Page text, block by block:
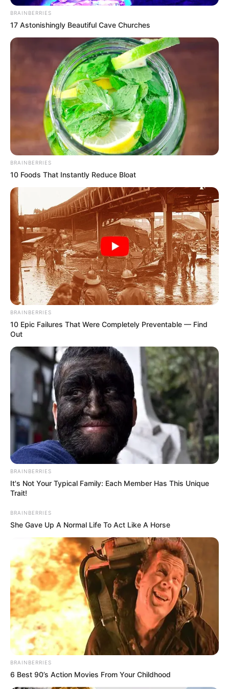
BRAINBERRIES
17 Astonishingly Beautiful Cave Churches
BRAINBERRIES
10 Foods That Instantly Reduce Bloat
BRAINBERRIES
10 Epic Failures That Were Completely Preventable — Find
Out
BRAINBERRIES
It's Not Your Typical Family: Each Member Has This Unique
Trait!
BRAINBERRIES
She Gave Up A Normal Life To Act Like A Horse
BRAINBERRIES
6 Best 90’s Action Movies From Your Childhood